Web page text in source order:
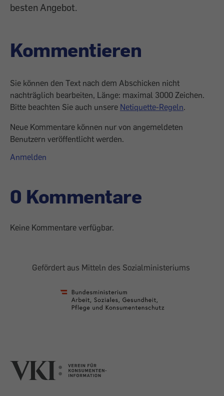
besten Angebot.
Kommentieren
Sie können den Text nach dem Abschicken nicht
nachträglich bearbeiten, Länge: maximal 3000 Zeichen.
Bitte beachten Sie auch unsere Netiquette-Regeln.
Neue Kommentare können nur von angemeldeten
Benutzern veröffentlicht werden.
Anmelden
0 Kommentare
Keine Kommentare verfügbar.
Gefördert aus Mitteln des Sozialministeriums